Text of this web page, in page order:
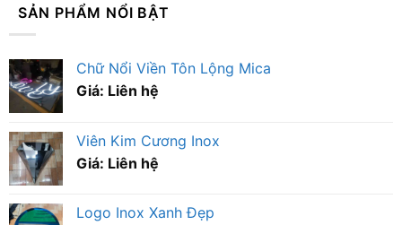
SẢN PHẨM NỔI BẬT
Chữ Nổi Viền Tôn Lộng Mica
Giá: Liên hệ
Viên Kim Cương Inox
Giá: Liên hệ
Logo Inox Xanh Đẹp